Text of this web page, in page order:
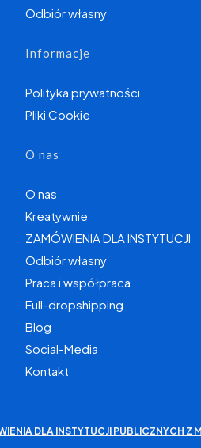
Odbiór własny
Informacje
Polityka prywatności
Pliki Cookie
O nas
O nas
Kreatywnie
ZAMÓWIENIA DLA INSTYTUCJI
Odbiór własny
Praca i współpraca
Full-dropshipping
Blog
Social-Media
Kontakt
DLA INSTYTUCJI PUBLICZNYCH